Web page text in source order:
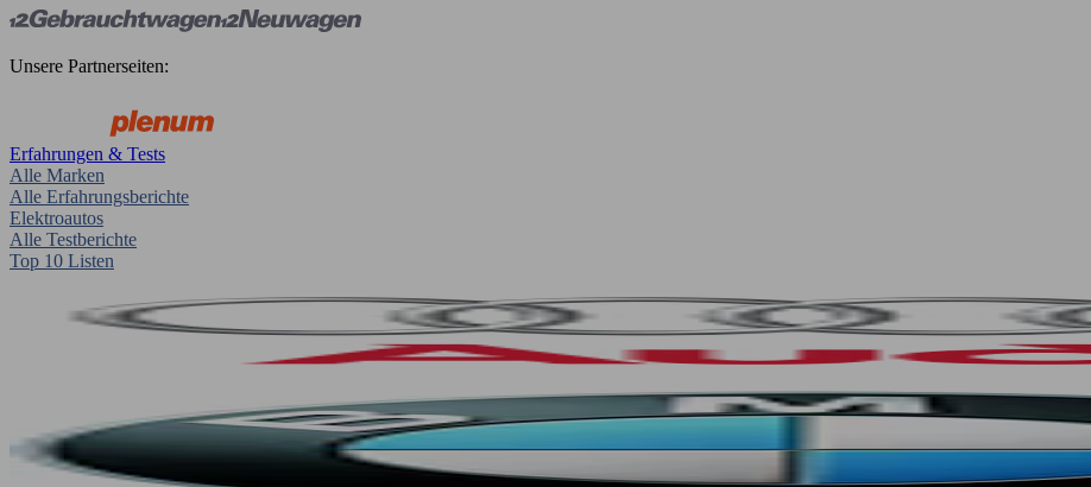
Unsere Partnerseiten:
Erfahrungen & Tests
Alle Marken
Alle Erfahrungsberichte
Elektroautos
Alle Testberichte
Top 10 Listen